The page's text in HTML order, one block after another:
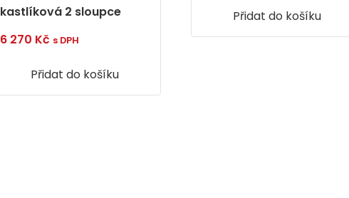
kastlíková 2 sloupce
6 270 Kč s DPH
Přidat do košíku
Přidat do košíku